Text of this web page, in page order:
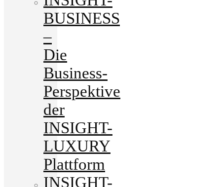
BUSINESS
–
Die
Business-
Perspektive
der
INSIGHT-
LUXURY
Plattform
INSIGHT-